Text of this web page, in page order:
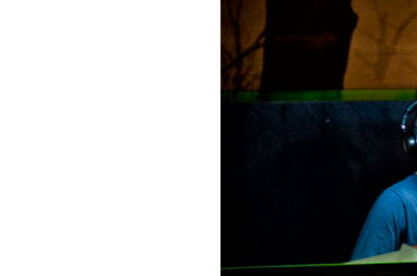
In eigener Sache